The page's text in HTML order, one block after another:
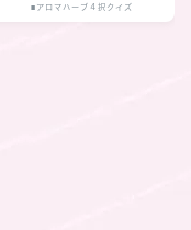
■アロマハーブ４択クイズ